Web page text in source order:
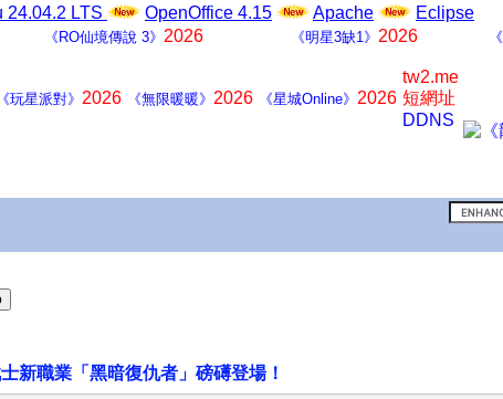
24.04.2 LTS OpenOffice 4.15 Apache Eclipse
《RO仙境傳說 3》 2026 《明星3缺1》 2026
《玩星派對》 2026 《無限暖暖》 2026 《星城Online》 2026
tw2.me
短網址
DDNS
新職業「黑暗復仇者」磅礡登場！